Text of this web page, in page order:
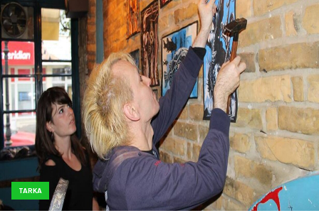
TARKA